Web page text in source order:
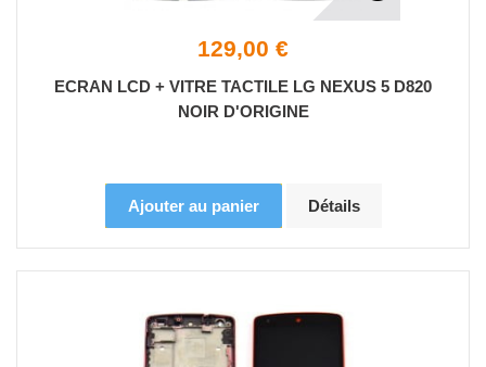
129,00 €
ECRAN LCD + VITRE TACTILE LG NEXUS 5 D820
NOIR D'ORIGINE
Ajouter au panier Détails